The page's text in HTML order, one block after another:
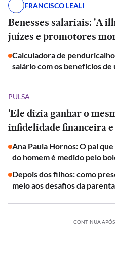
FRANCISCO LEALI
Benesses salariais: 'A
juízes e promotores
Calculadora de
salário com os benefícios de
PULSA
'Ele dizia ganhar o
infidelidade financeira
Ana Paula Hornos: O pai
do homem é medido pelo
Depois dos filhos: como
meio aos desafios da
CONTINUA